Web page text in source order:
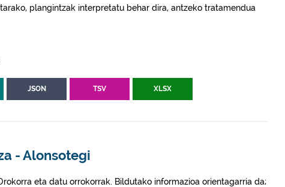
plangintzak interpretatu behar dira, antzeko tratamendua
JSON TSV XLSX
- Alonsotegi
eta datu orrokorrak. Bildutako informazioa orientagarria da;